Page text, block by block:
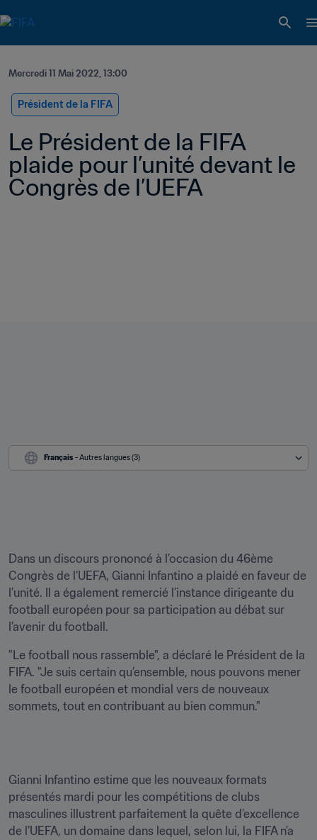
Mercredi 11 Mai 2022, 13:00
Président de la FIFA
Le Président de la FIFA
plaide pour l’unité devant le
Congrès de l’UEFA
Français - Autres langues (3)
Dans un discours prononcé à l’occasion du 46ème
Congrès de l’UEFA, Gianni Infantino a plaidé en faveur de
l’unité. Il a également remercié l’instance dirigeante du
football européen pour sa participation au débat sur
l’avenir du football.
"Le football nous rassemble", a déclaré le Président de la
FIFA. "Je suis certain qu’ensemble, nous pouvons mener
le football européen et mondial vers de nouveaux
sommets, tout en contribuant au bien commun."
Gianni Infantino estime que les nouveaux formats
présentés mardi pour les compétitions de clubs
masculines illustrent parfaitement la quête d’excellence
de l’UEFA, un domaine dans lequel, selon lui, la FIFA n’a